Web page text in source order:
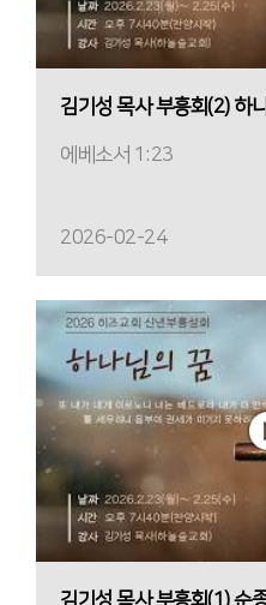
김기성 목사 부흥회(2) 하
에베소서 1:23
2026-02-24
김기성 목사 부흥회(1) 순